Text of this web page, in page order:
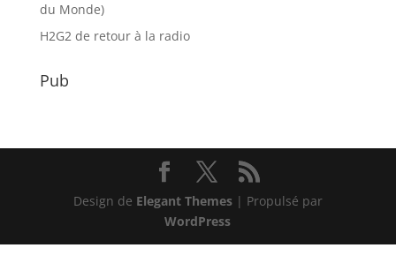
du Monde)
H2G2 de retour à la radio
Pub
Design de Elegant Themes| Propulsé par
WordPress